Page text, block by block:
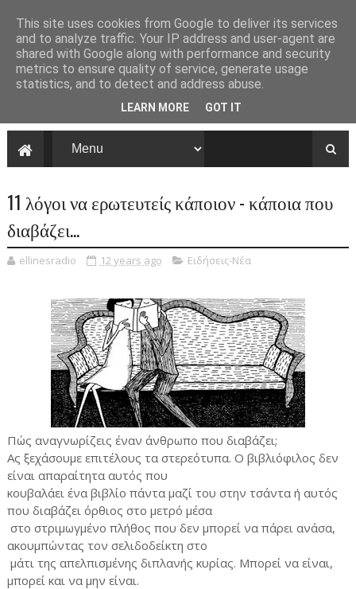
11 λόγοι να ερωτευτείς κάποιον - κάποια που
διαβάζει...
ellinesradio 12 years ago Ειδήσεις-Νέα
Πώς αναγνωρίζεις έναν άνθρωπο που διαβάζει;
Ας ξεχάσουμε επιτέλους τα στερεότυπα. Ο βιβλιόφιλος δεν
είναι απαραίτητα αυτός που
κουβαλάει ένα βιβλίο πάντα μαζί του στην τσάντα ή αυτός
που διαβάζει όρθιος στο μετρό μέσα
στο στριμωγμένο πλήθος που δεν μπορεί να πάρει ανάσα,
ακουμπώντας τον σελιδοδείκτη στο
μάτι της απελπισμένης διπλανής κυρίας. Μπορεί να είναι,
μπορεί και να μην είναι.
This site uses cookies from Google to deliver its services
and to analyze traffic. Your IP address and user-agent are
shared with Google along with performance and security
metrics to ensure quality of service, generate usage
statistics, and to detect and address abuse.
LEARN MORE GOT IT